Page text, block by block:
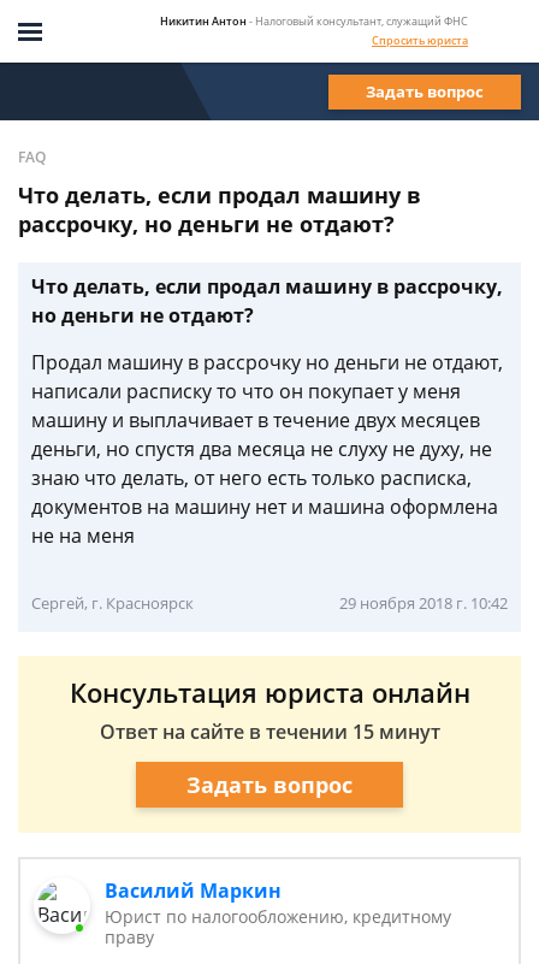
Никитин Антон - Налоговый консультант, служащий ФНС
Спросить юриста
Задать вопрос
FAQ
Что делать, если продал машину в
рассрочку, но деньги не отдают?
Что делать, если продал машину в рассрочку,
но деньги не отдают?
Продал машину в рассрочку но деньги не отдают,
написали расписку то что он покупает у меня
машину и выплачивает в течение двух месяцев
деньги, но спустя два месяца не слуху не духу, не
знаю что делать, от него есть только расписка,
документов на машину нет и машина оформлена
не на меня
Сергей, г. Красноярск 29 ноября 2018 г. 10:42
Консультация юриста онлайн
Ответ на сайте в течении 15 минут
Задать вопрос
Василий Маркин
Юрист по налогообложению, кредитному
праву